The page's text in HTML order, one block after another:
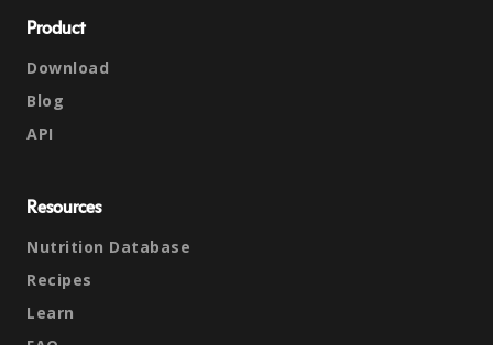
Product
Download
Blog
API
Resources
Nutrition Database
Recipes
Learn